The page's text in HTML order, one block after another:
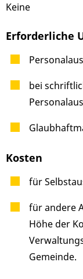
Keine
Erforderliche
bei
Kosten
für
für andere
Höhe der
Gemeinde.